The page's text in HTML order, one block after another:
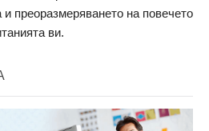
преоразмеряването на повечето
ви.